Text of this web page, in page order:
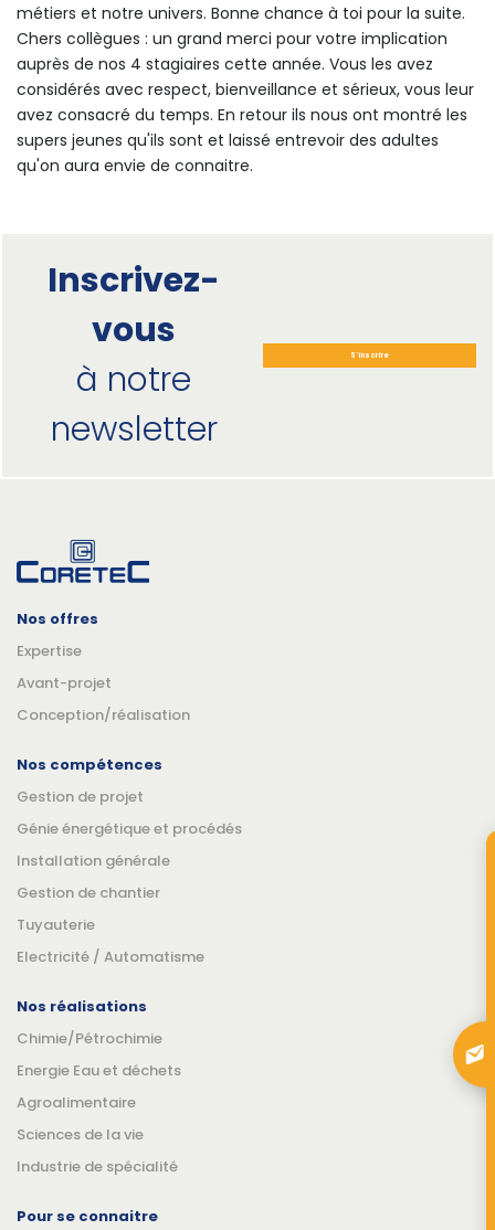
métiers et notre univers. Bonne chance à toi pour la suite.
Chers collègues : un grand merci pour votre implication
auprès de nos 4 stagiaires cette année. Vous les avez
considérés avec respect, bienveillance et sérieux, vous leur
avez consacré du temps. En retour ils nous ont montré les
supers jeunes qu'ils sont et laissé entrevoir des adultes
qu'on aura envie de connaitre.
Inscrivez-
vous
à notre
newsletter
S'inscrire
Nos offres
Expertise
Avant-projet
Conception/réalisation
Nos compétences
Gestion de projet
Génie énergétique et procédés
Installation générale
Gestion de chantier
Tuyauterie
Electricité / Automatisme
Nos réalisations
Chimie/Pétrochimie
Energie Eau et déchets
Agroalimentaire
Sciences de la vie
Industrie de spécialité
Pour se connaitre